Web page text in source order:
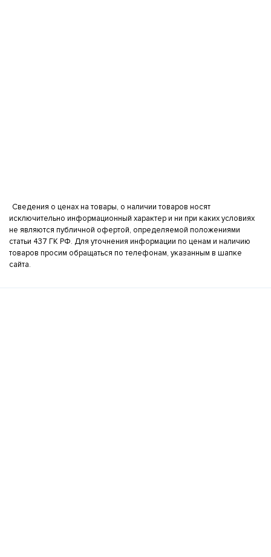
Сведения о ценах на товары, о наличии товаров носят
исключительно информационный характер и ни при каких условиях
не являются публичной офертой, определяемой положениями
статьи 437 ГК РФ. Для уточнения информации по ценам и наличию
товаров просим обращаться по телефонам, указанным в шапке
сайта.